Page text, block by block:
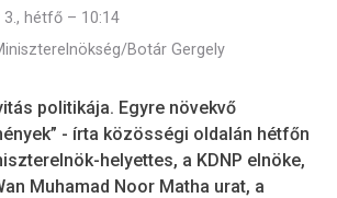
hétfő – 10:14
Botár Gergely
politikája. Egyre növekvő
- írta közösségi oldalán hétfőn
helyettes, a KDNP elnöke,
Muhamad Noor Matha urat, a